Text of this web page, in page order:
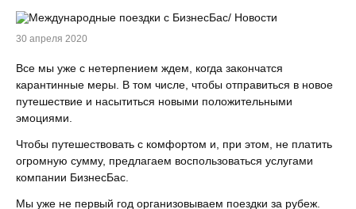
30 апреля 2020
Все мы уже с нетерпением ждем, когда закончатся
карантинные меры. В том числе, чтобы отправиться в новое
путешествие и насытиться новыми положительными
эмоциями.
Чтобы путешествовать с комфортом и, при этом, не платить
огромную сумму, предлагаем воспользоваться услугами
компании БизнесБас.
Мы уже не первый год организовываем поездки за рубеж.